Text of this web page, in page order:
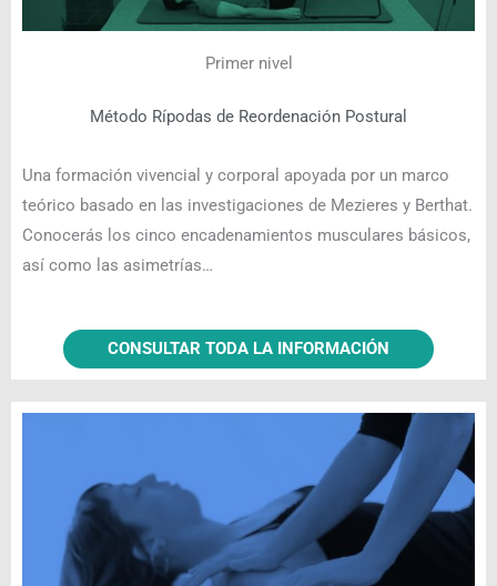
Primer nivel
Método Rípodas de Reordenación Postural
Una formación vivencial y corporal apoyada por un marco
teórico basado en las investigaciones de Mezieres y Berthat.
Conocerás los cinco encadenamientos musculares básicos,
así como las asimetrías…
CONSULTAR TODA LA INFORMACIÓN